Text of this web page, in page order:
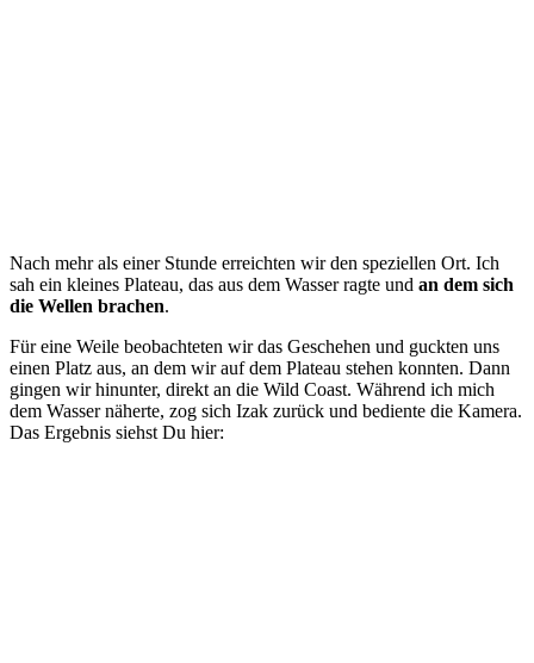
Nach mehr als einer Stunde erreichten wir den speziellen Ort. Ich
sah ein kleines Plateau, das aus dem Wasser ragte und an dem sich
die Wellen brachen.
Für eine Weile beobachteten wir das Geschehen und guckten uns
einen Platz aus, an dem wir auf dem Plateau stehen konnten. Dann
gingen wir hinunter, direkt an die Wild Coast. Während ich mich
dem Wasser näherte, zog sich Izak zurück und bediente die Kamera.
Das Ergebnis siehst Du hier: